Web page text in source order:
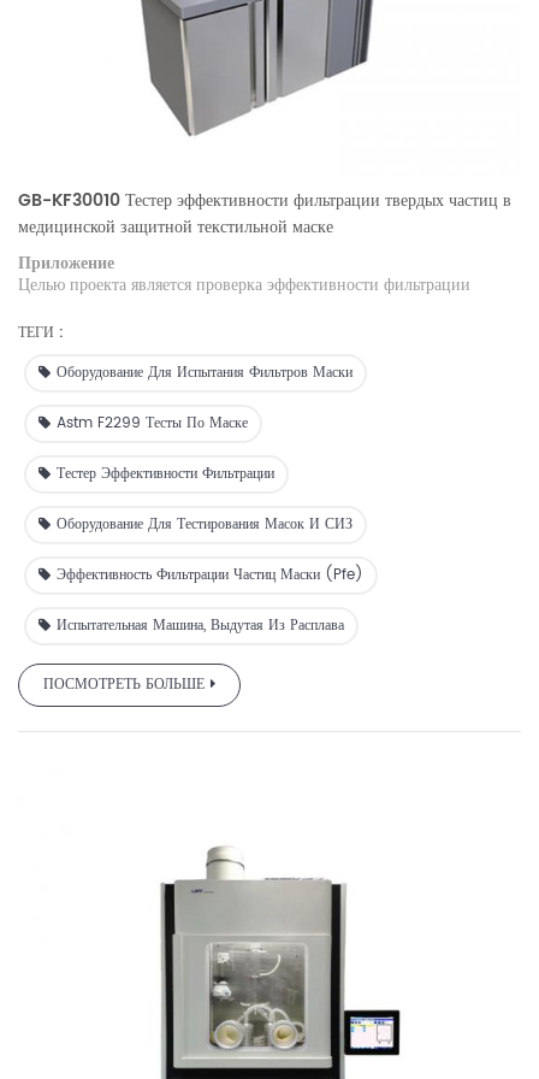
GB-KF30010 Тестер эффективности фильтрации твердых частиц в
медицинской защитной текстильной маске
Приложение
Целью проекта является проверка эффективности фильтрации
устойчивости обычных тканей и медицинских защитных масок к
ТЕГИ :
Оборудование Для Испытания Фильтров Маски
Astm F2299 Тесты По Маске
Тестер Эффективности Фильтрации
Оборудование Для Тестирования Масок И СИЗ
Эффективность Фильтрации Частиц Маски (pfe)
Испытательная Машина, Выдутая Из Расплава
ПОСМОТРЕТЬ БОЛЬШЕ